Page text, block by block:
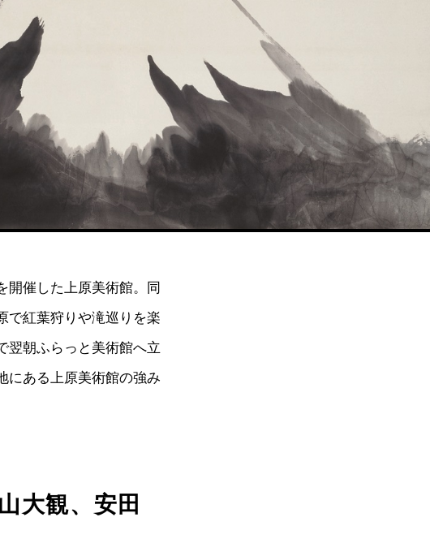
開催した上原美術館。同
で紅葉狩りや滝巡りを楽
翌朝ふらっと美術館へ立
にある上原美術館の強み
大観、安田